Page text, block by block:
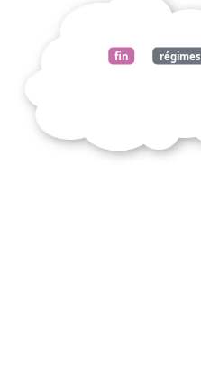
fin régimes